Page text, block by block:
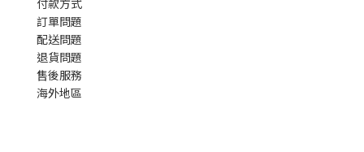
訂單問題
配送問題
退貨問題
售後服務
海外地區